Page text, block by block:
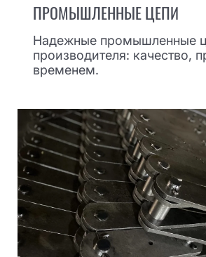
ПРОМЫШЛЕННЫЕ ЦЕПИ
Надежные промышленные
производителя: качество,
временем.